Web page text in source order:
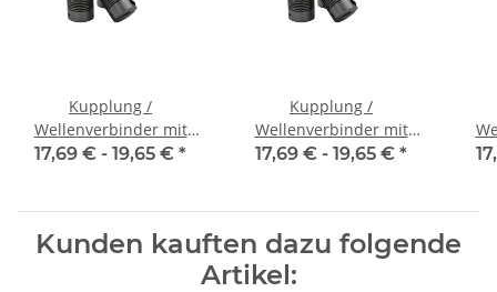
Kupplung /
Wellenverbinder mit
Klemmnaben WSV-K 16
17,69 € - 19,65 € *
Kupplung /
Wellenverbinder mit
Klemmnaben WSV-K 16
17,69 € - 19,65 € *
Kunden kauften dazu folgende
Artikel: